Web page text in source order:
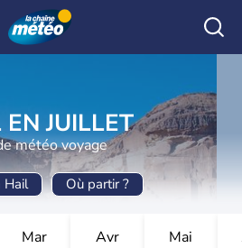
JUILLET
météo voyage
Hail Où partir ?
Mar Avr Mai